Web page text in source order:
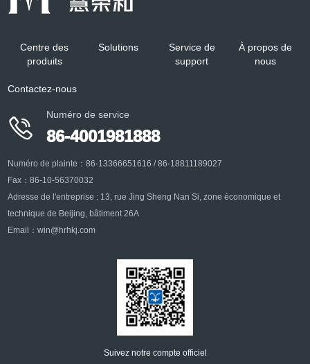
conducteurs, des panneaux
Centre des
produits
Solutions
Service de
support
À propos de
nous
Contactez-nous

Numéro de service
86-4001981888
Numéro de plainte：86-13366651616 / 86-18811189027
Fax：86-10-56370032
Adresse de l'entreprise : 13, rue Jing Sheng Nan Si, zone économique et
technique de Beijing, bâtiment 26A
Email：win@hrhkj.com
Suivez notre compte officiel